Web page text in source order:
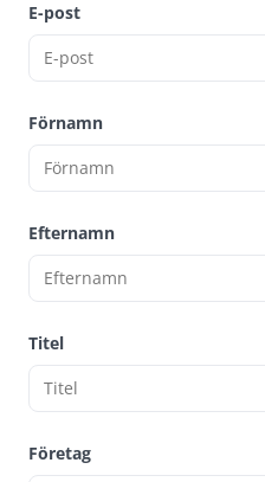
E-post
Förnamn
Efternamn
Titel
Företag